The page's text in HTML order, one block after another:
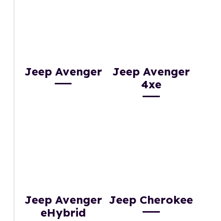
Jeep Avenger
Jeep Avenger
4xe
Jeep Avenger
eHybrid
Jeep Cherokee